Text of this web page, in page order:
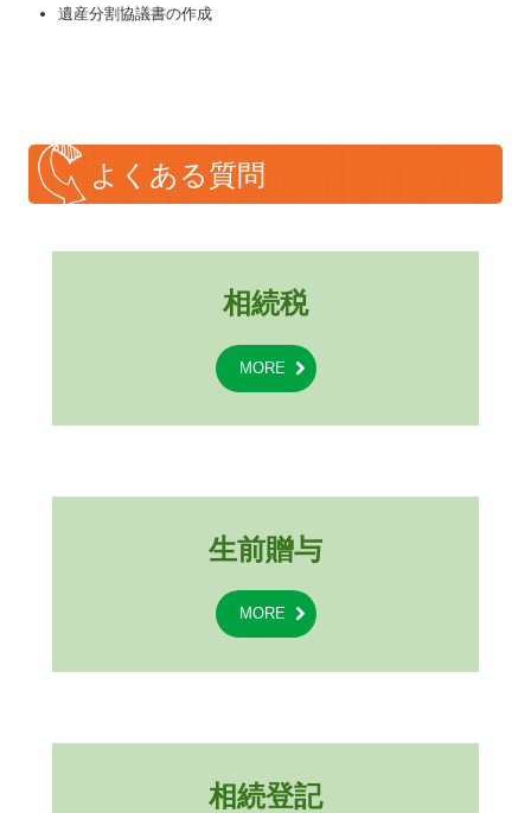
遺産分割協議書の作成
よくある質問
相続税
MORE
生前贈与
MORE
相続登記